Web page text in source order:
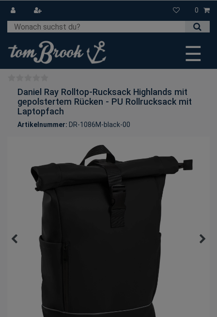
0
☰
Daniel Ray Rolltop-Rucksack Highlands mit
gepolstertem Rücken - PU Rollrucksack mit
Laptopfach
Artikelnummer: DR-1086M-black-00